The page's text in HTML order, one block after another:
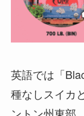
英語では「
種なしスイカ